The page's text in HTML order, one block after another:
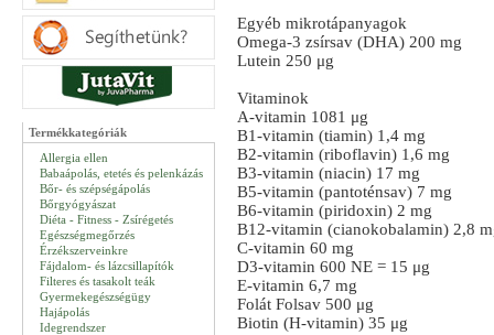
Termékkategóriák
Allergia ellen
Babaápolás, etetés és pelenkázás
Bőr- és szépségápolás
Bőrgyógyászat
Diéta - Fitness - Zsírégetés
Egészségmegőrzés
Érzékszerveinkre
Fájdalom- és lázcsillapítók
Filteres és tasakolt teák
Gyermekegészségügy
Hajápolás
Idegrendszer
Egyéb mikrotápanyagok
Omega-3 zsírsav (DHA) 200 mg
Lutein 250 μg
Vitaminok
A-vitamin 1081 μg
B1-vitamin (tiamin) 1,4 mg
B2-vitamin (riboflavin) 1,6 mg
B3-vitamin (niacin) 17 mg
B5-vitamin (pantoténsav) 7 mg
B6-vitamin (piridoxin) 2 mg
B12-vitamin (cianokobalamin) 2,8
C-vitamin 60 mg
D3-vitamin 600 NE = 15 μg
E-vitamin 6,7 mg
Folát Folsav 500 μg
Biotin (H-vitamin) 35 μg